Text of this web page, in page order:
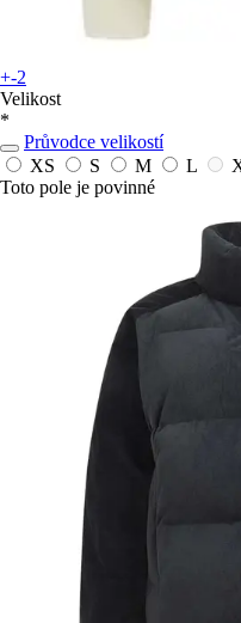
+-2
Velikost
*
Průvodce velikostí
XS
S M L
Toto pole je povinné